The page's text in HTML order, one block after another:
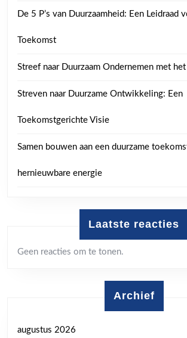
De 5 P’s van Duurzaamheid: Een Leidraad
Toekomst
Streef naar Duurzaam Ondernemen met
Streven naar Duurzame Ontwikkeling: Een
Toekomstgerichte Visie
Samen bouwen aan een duurzame
hernieuwbare energie
Laatste reacties
Geen reacties om te tonen.
Archief
augustus 2026